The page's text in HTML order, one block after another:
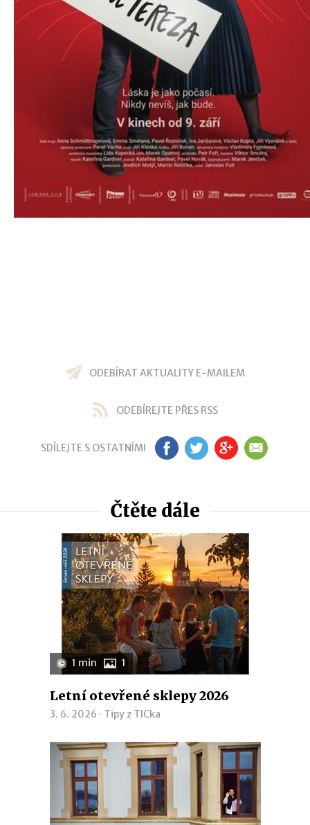
ODEBÍRAT AKTUALITY E-MAILEM
ODEBÍREJTE PŘES RSS
SDÍLEJTE S OSTATNÍMI FB TW GP EM
Čtěte dále
1 min 1
Letní otevřené sklepy 2026
3. 6. 2026 · Tipy z TICka